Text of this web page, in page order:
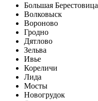
Большая Берестовица
Волковыск
Вороново
Гродно
Дятлово
Зельва
Ивье
Кореличи
Лида
Мосты
Новогрудок